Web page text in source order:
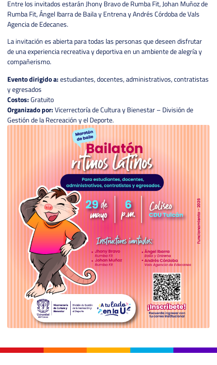
Entre los invitados estarán Jhony Bravo de Rumba Fit, Johan Muñoz de
Rumba Fit, Ángel Ibarra de Baila y Entrena y Andrés Córdoba de Vals
Agencia de Edecanes.
La invitación es abierta para todas las personas que deseen disfrutar
de una experiencia recreativa y deportiva en un ambiente de alegría y
compañerismo.
Evento dirigido a:estudiantes, docentes, administrativos, contratistas
y egresados
Costos:Gratuito
Organizado por:Vicerrectoría de Cultura y Bienestar – División de
Gestión de la Recreación y el Deporte.